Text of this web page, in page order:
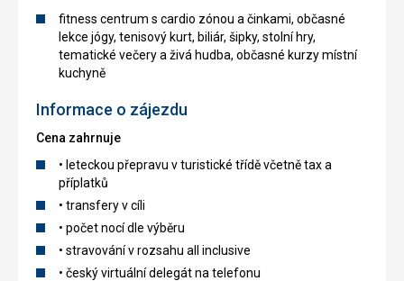
fitness centrum s cardio zónou a činkami, občasné
lekce jógy, tenisový kurt, biliár, šipky, stolní hry,
tematické večery a živá hudba, občasné kurzy místní
kuchyně
Informace o zájezdu
Cena zahrnuje
• leteckou přepravu v turistické třídě včetně tax a
příplatků
• transfery v cíli
• počet nocí dle výběru
• stravování v rozsahu all inclusive
• český virtuální delegát na telefonu